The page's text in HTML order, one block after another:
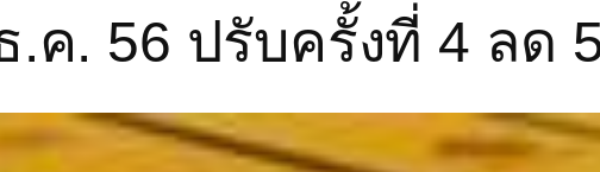
.ค. 56 ปรับครั้งที่ 4 ลด